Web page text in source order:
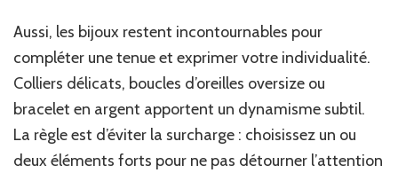
Aussi, les bijoux restent incontournables pour
compléter une tenue et exprimer votre individualité.
Colliers délicats, boucles d’oreilles oversize ou
bracelet en argent apportent un dynamisme subtil.
La règle est d’éviter la surcharge : choisissez un ou
deux éléments forts pour ne pas détourner l’attention